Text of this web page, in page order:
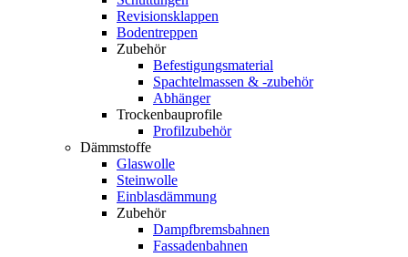
Revisionsklappen
Bodentreppen
Zubehör
Befestigungsmaterial
Spachtelmassen & -zubehör
Abhänger
Trockenbauprofile
Profilzubehör
Dämmstoffe
Glaswolle
Steinwolle
Einblasdämmung
Zubehör
Dampfbremsbahnen
Fassadenbahnen